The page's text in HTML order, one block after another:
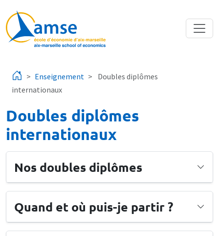
Enseignement
Doubles diplômes
internationaux
Doubles diplômes
internationaux
Nos doubles diplômes
Quand et où puis-je partir ?